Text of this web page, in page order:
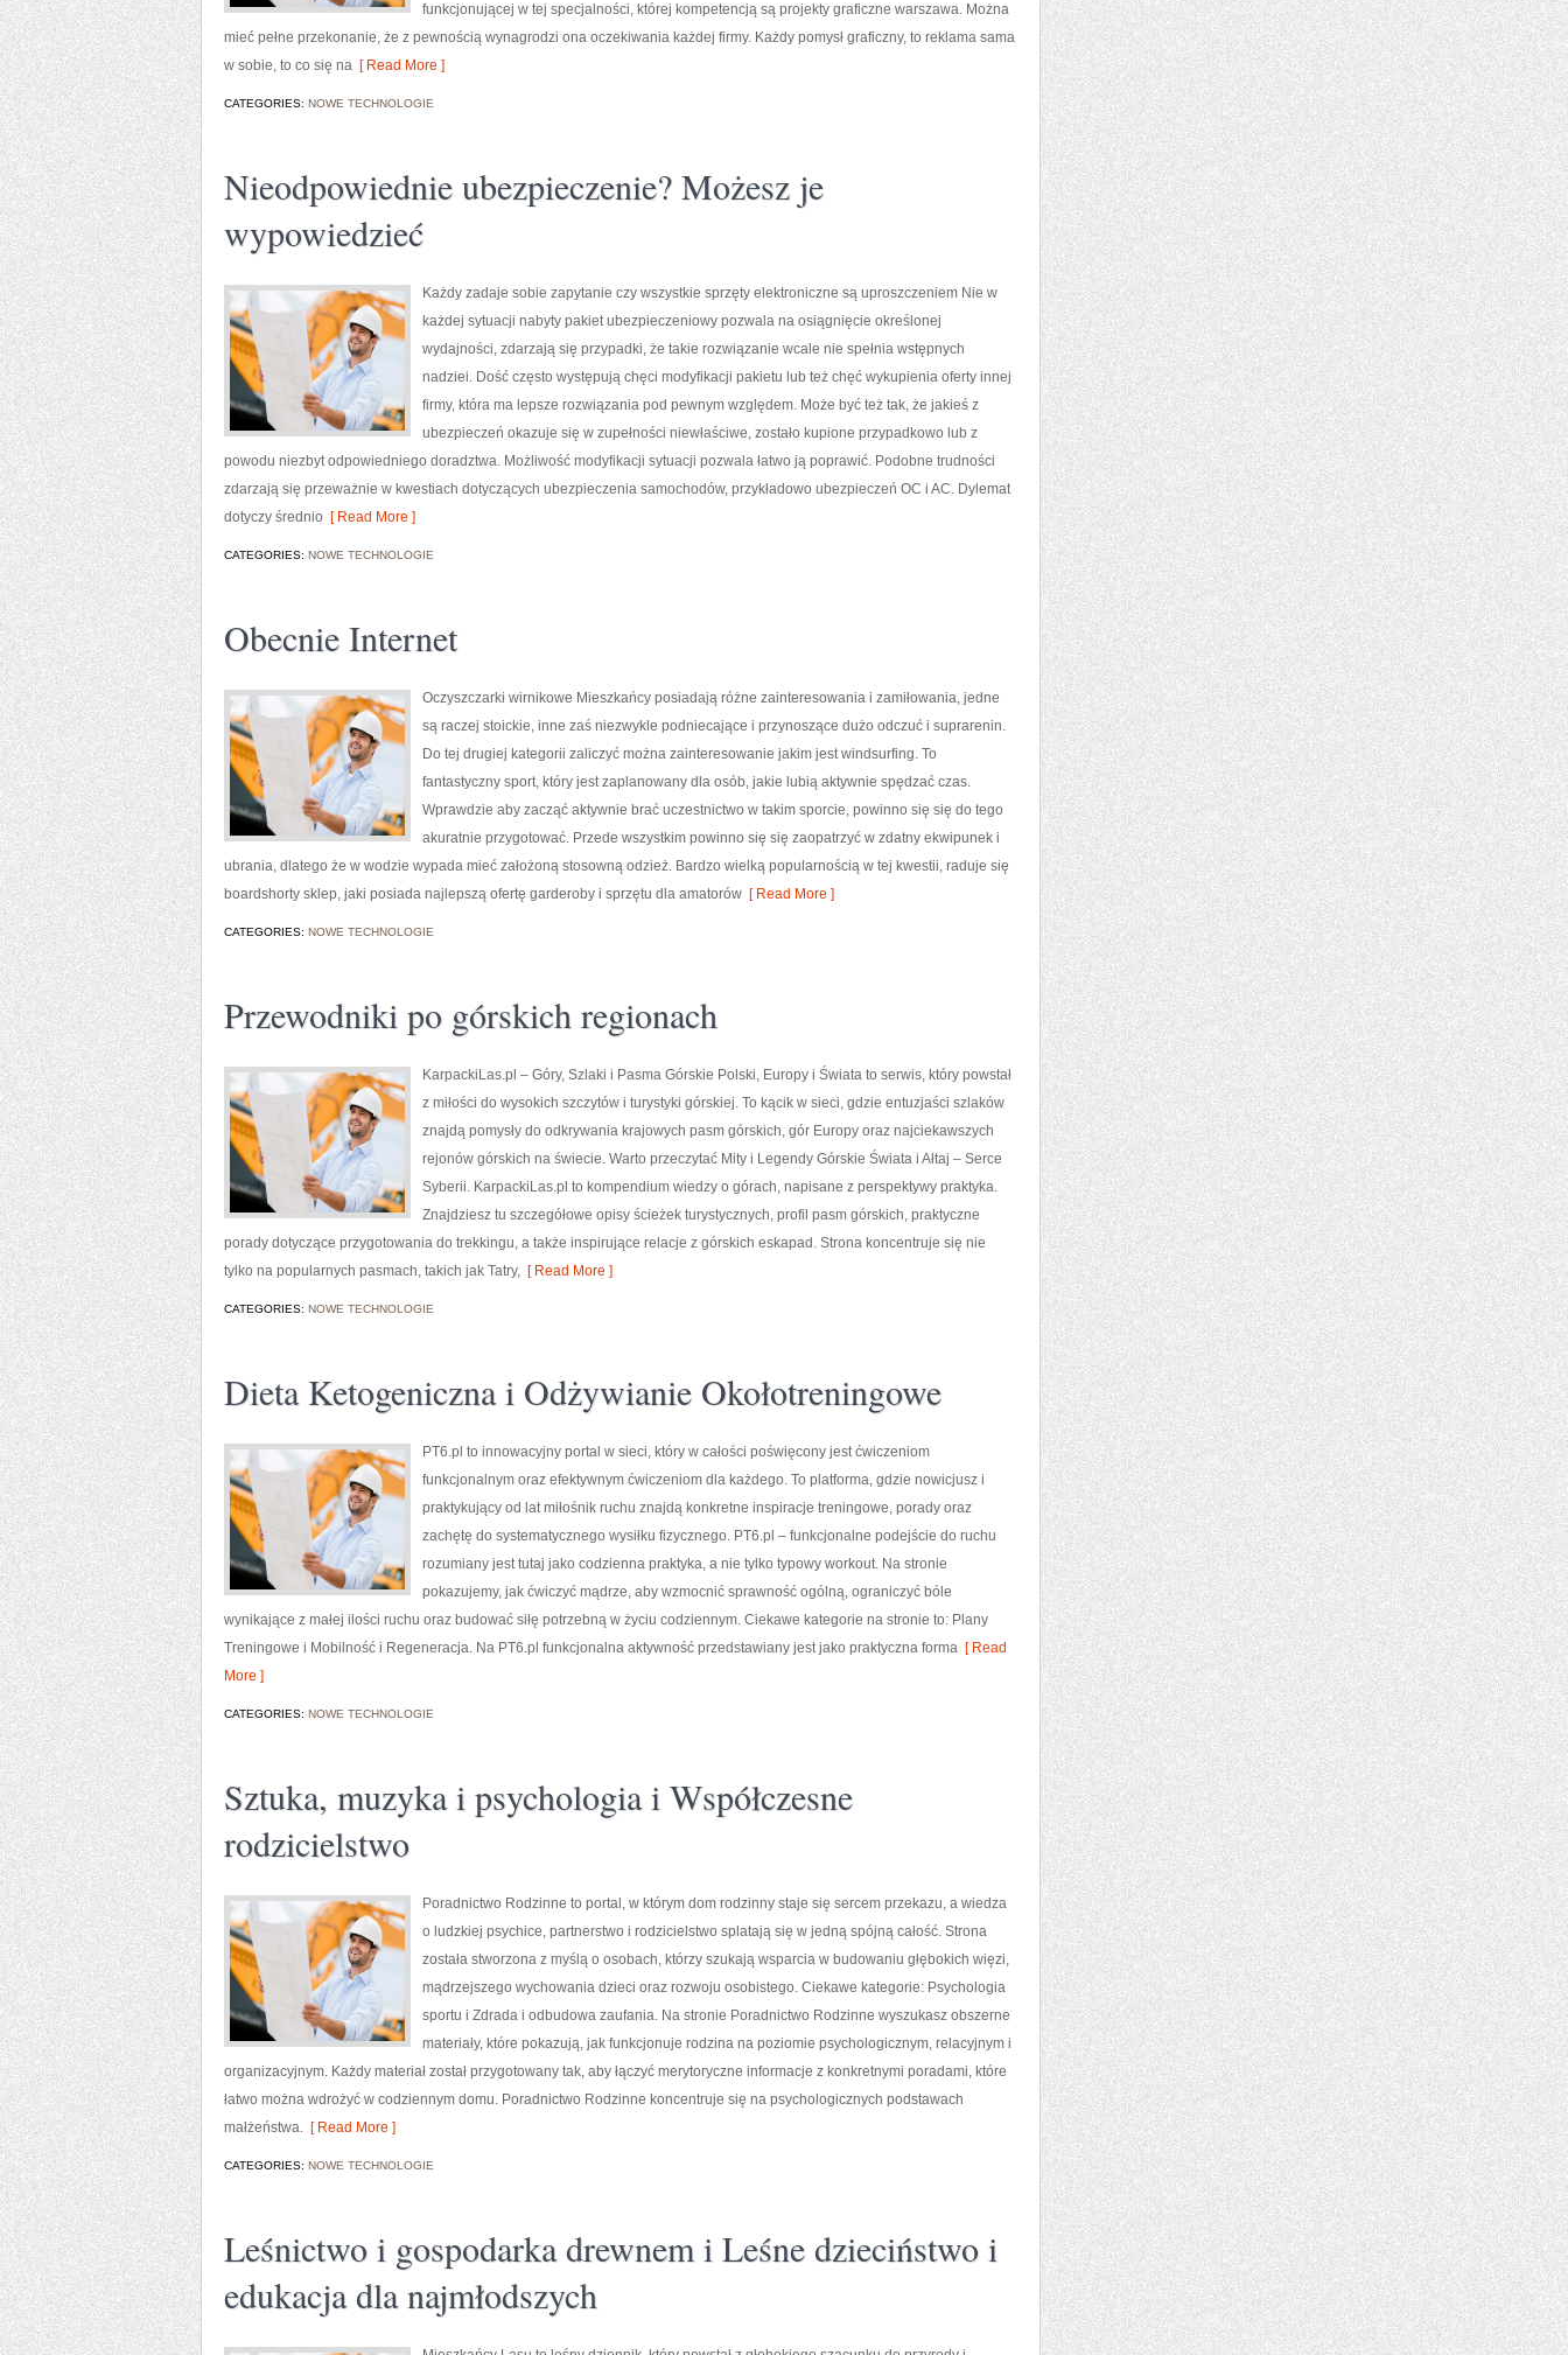
funkcjonującej w tej specjalności, której kompetencją są projekty graficzne warszawa. Można
mieć pełne przekonanie, że z pewnością wynagrodzi ona oczekiwania każdej firmy. Każdy pomysł graficzny, to reklama sama
w sobie, to co się na [ Read More ]
CATEGORIES: NOWE TECHNOLOGIE
Nieodpowiednie ubezpieczenie? Możesz je
wypowiedzieć
Każdy zadaje sobie zapytanie czy wszystkie sprzęty elektroniczne są uproszczeniem Nie w
każdej sytuacji nabyty pakiet ubezpieczeniowy pozwala na osiągnięcie określonej
wydajności, zdarzają się przypadki, że takie rozwiązanie wcale nie spełnia wstępnych
nadziei. Dość często występują chęci modyfikacji pakietu lub też chęć wykupienia oferty innej
firmy, która ma lepsze rozwiązania pod pewnym względem. Może być też tak, że jakieś z
ubezpieczeń okazuje się w zupełności niewłaściwe, zostało kupione przypadkowo lub z
powodu niezbyt odpowiedniego doradztwa. Możliwość modyfikacji sytuacji pozwala łatwo ją poprawić. Podobne trudności
zdarzają się przeważnie w kwestiach dotyczących ubezpieczenia samochodów, przykładowo ubezpieczeń OC i AC. Dylemat
dotyczy średnio [ Read More ]
CATEGORIES: NOWE TECHNOLOGIE
Obecnie Internet
Oczyszczarki wirnikowe Mieszkańcy posiadają różne zainteresowania i zamiłowania, jedne
są raczej stoickie, inne zaś niezwykle podniecające i przynoszące dużo odczuć i suprarenin.
Do tej drugiej kategorii zaliczyć można zainteresowanie jakim jest windsurfing. To
fantastyczny sport, który jest zaplanowany dla osób, jakie lubią aktywnie spędzać czas.
Wprawdzie aby zacząć aktywnie brać uczestnictwo w takim sporcie, powinno się się do tego
akuratnie przygotować. Przede wszystkim powinno się się zaopatrzyć w zdatny ekwipunek i
ubrania, dlatego że w wodzie wypada mieć założoną stosowną odzież. Bardzo wielką popularnością w tej kwestii, raduje się
boardshorty sklep, jaki posiada najlepszą ofertę garderoby i sprzętu dla amatorów [ Read More ]
CATEGORIES: NOWE TECHNOLOGIE
Przewodniki po górskich regionach
KarpackiLas.pl – Góry, Szlaki i Pasma Górskie Polski, Europy i Świata to serwis, który powstał
z miłości do wysokich szczytów i turystyki górskiej. To kącik w sieci, gdzie entuzjaści szlaków
znajdą pomysły do odkrywania krajowych pasm górskich, gór Europy oraz najciekawszych
rejonów górskich na świecie. Warto przeczytać Mity i Legendy Górskie Świata i Ałtaj – Serce
Syberii. KarpackiLas.pl to kompendium wiedzy o górach, napisane z perspektywy praktyka.
Znajdziesz tu szczegółowe opisy ścieżek turystycznych, profil pasm górskich, praktyczne
porady dotyczące przygotowania do trekkingu, a także inspirujące relacje z górskich eskapad. Strona koncentruje się nie
tylko na popularnych pasmach, takich jak Tatry, [ Read More ]
CATEGORIES: NOWE TECHNOLOGIE
Dieta Ketogeniczna i Odżywianie Okołotreningowe
PT6.pl to innowacyjny portal w sieci, który w całości poświęcony jest ćwiczeniom
funkcjonalnym oraz efektywnym ćwiczeniom dla każdego. To platforma, gdzie nowicjusz i
praktykujący od lat miłośnik ruchu znajdą konkretne inspiracje treningowe, porady oraz
zachętę do systematycznego wysiłku fizycznego. PT6.pl – funkcjonalne podejście do ruchu
rozumiany jest tutaj jako codzienna praktyka, a nie tylko typowy workout. Na stronie
pokazujemy, jak ćwiczyć mądrze, aby wzmocnić sprawność ogólną, ograniczyć bóle
wynikające z małej ilości ruchu oraz budować siłę potrzebną w życiu codziennym. Ciekawe kategorie na stronie to: Plany
Treningowe i Mobilność i Regeneracja. Na PT6.pl funkcjonalna aktywność przedstawiany jest jako praktyczna forma [ Read
More ]
CATEGORIES: NOWE TECHNOLOGIE
Sztuka, muzyka i psychologia i Współczesne
rodzicielstwo
Poradnictwo Rodzinne to portal, w którym dom rodzinny staje się sercem przekazu, a wiedza
o ludzkiej psychice, partnerstwo i rodzicielstwo splatają się w jedną spójną całość. Strona
została stworzona z myślą o osobach, którzy szukają wsparcia w budowaniu głębokich więzi,
mądrzejszego wychowania dzieci oraz rozwoju osobistego. Ciekawe kategorie: Psychologia
sportu i Zdrada i odbudowa zaufania. Na stronie Poradnictwo Rodzinne wyszukasz obszerne
materiały, które pokazują, jak funkcjonuje rodzina na poziomie psychologicznym, relacyjnym i
organizacyjnym. Każdy materiał został przygotowany tak, aby łączyć merytoryczne informacje z konkretnymi poradami, które
łatwo można wdrożyć w codziennym domu. Poradnictwo Rodzinne koncentruje się na psychologicznych podstawach
małżeństwa. [ Read More ]
CATEGORIES: NOWE TECHNOLOGIE
Leśnictwo i gospodarka drewnem i Leśne dzieciństwo i
edukacja dla najmłodszych